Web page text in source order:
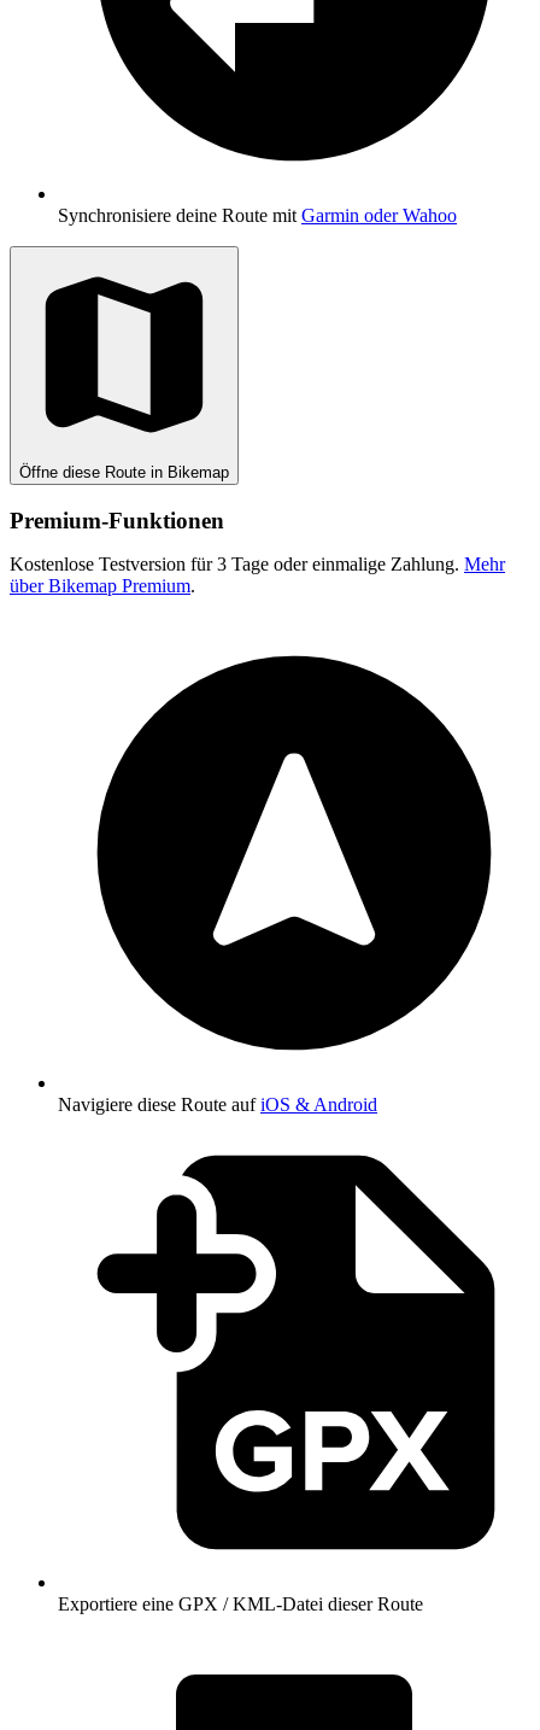
Synchronisiere deine Route mit Garmin oder Wahoo
Öffne diese Route in Bikemap
Premium-Funktionen
Kostenlose Testversion für 3 Tage oder einmalige Zahlung. Mehr
über Bikemap Premium.
Navigiere diese Route aufiOS & Android
Exportiere eine GPX / KML-Datei dieser Route